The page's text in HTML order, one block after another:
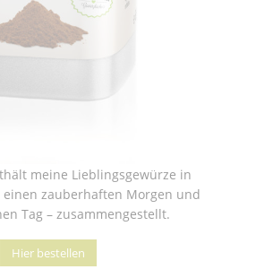
meine Lieblingsgewürze in
zauberhaften Morgen und
Tag – zusammengestellt.
Hier bestellen